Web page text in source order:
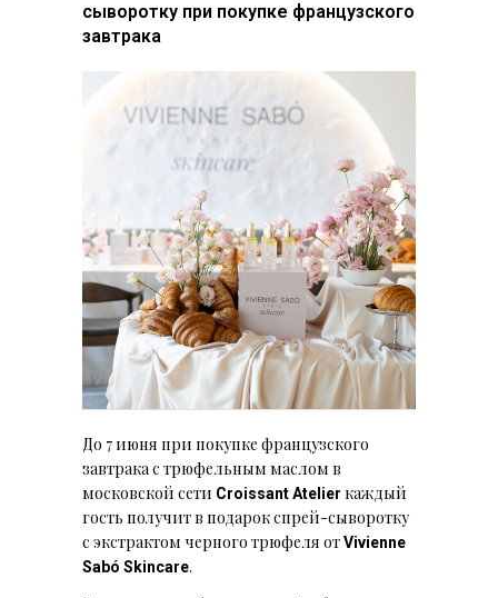
сыворотку при покупке французского
завтрака
До 7 июня при покупке французского
завтрака с трюфельным маслом в
московской сети Croissant Atelier каждый
гость получит в подарок cпрей-сыворотку
с экстрактом черного трюфеля отVivienne
Sabó Skincare.